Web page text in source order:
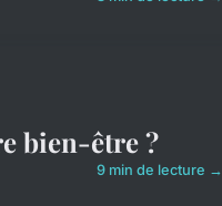
bien-être ?
9 min de lecture →